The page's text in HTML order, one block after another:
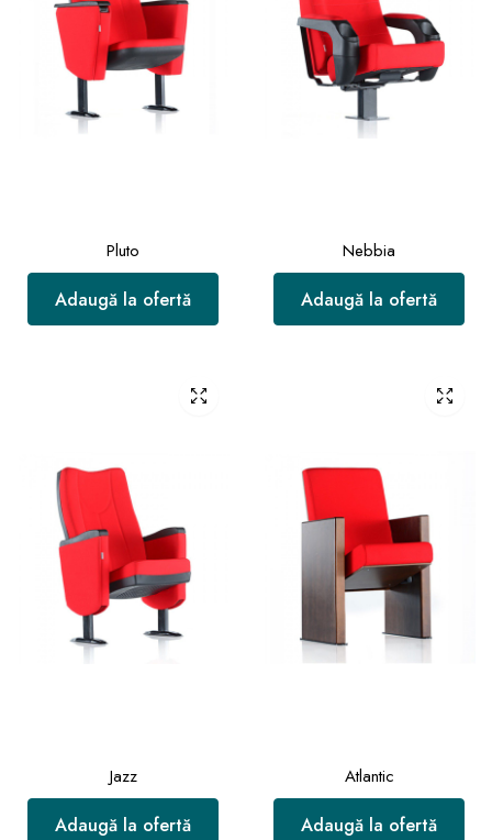
Pluto
Adaugă la ofertă
Nebbia
Adaugă la ofertă
Jazz
Adaugă la ofertă
Atlantic
Adaugă la ofertă